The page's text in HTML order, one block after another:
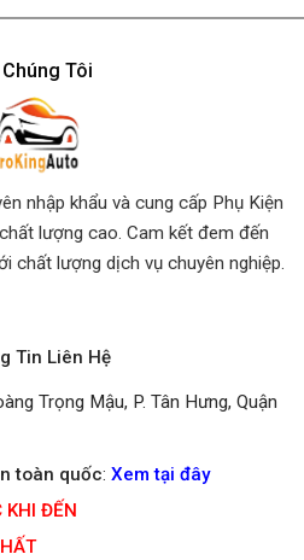
Tôi
nhập khẩu và cung cấp Phụ Kiện
lượng cao. Cam kết đem đến
chất lượng dịch vụ chuyên nghiệp.
Tin Liên Hệ
Trọng Mậu, P. Tân Hưng, Quận
toàn quốc: Xem tại đây
KHI ĐẾN